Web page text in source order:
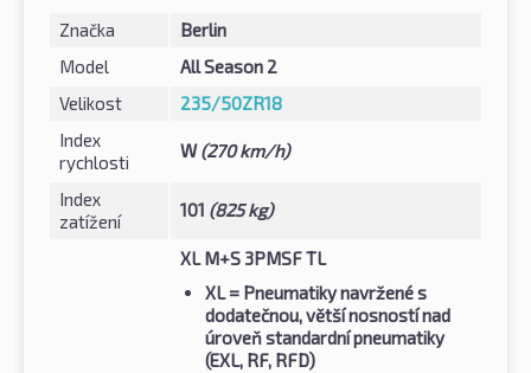
Značka
Berlin
Model
All Season 2
Velikost
235/50ZR18
Index
rychlosti
W(270 km/h)
Index
zatížení
101 (825 kg)
XL M+S 3PMSF TL
XL= Pneumatiky navržené s
dodatečnou, větší nosností nad
úroveň standardní pneumatiky
(EXL, RF, RFD)